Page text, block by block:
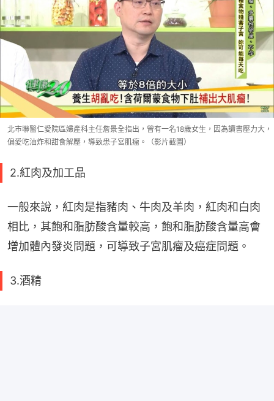
北市聯醫仁愛院區婦產科主任詹景全指出，曾有一名18歲女生，因為讀書壓力大，
偏愛吃油炸和甜食解壓，導致患子宮肌瘤。（影片截圖）
2.紅肉及加工品
一般來說，紅肉是指豬肉、牛肉及羊肉，紅肉和白肉
相比，其飽和脂肪酸含量較高，飽和脂肪酸含量高會
增加體內發炎問題，可導致子宮肌瘤及癌症問題。
3.酒精